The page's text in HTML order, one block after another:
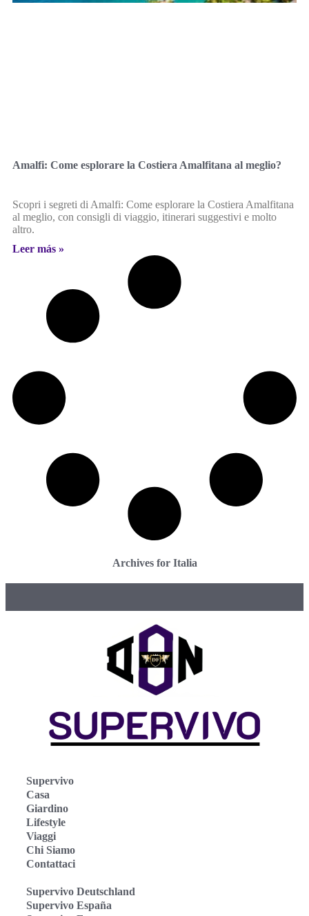
Amalfi: Come esplorare la Costiera Amalfitana al meglio?
Scopri i segreti di Amalfi: Come esplorare la Costiera Amalfitana
al meglio, con consigli di viaggio, itinerari suggestivi e molto
altro.
Leer más »
Archives for Italia
Supervivo
Casa
Giardino
Lifestyle
Viaggi
Chi Siamo
Contattaci
Supervivo Deutschland
Supervivo España